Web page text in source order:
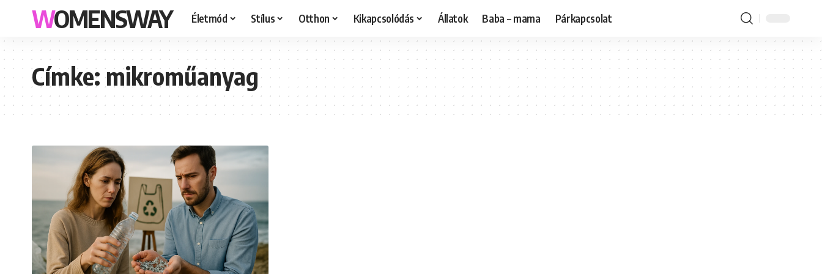
WOMENSWAY Életmód Stílus Otthon Kikapcsolódás Állatok Baba – mama Párkapcsolat
Címke:mikroműanyag